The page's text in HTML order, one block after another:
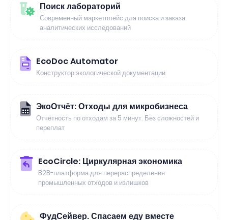
Поиск лабораторий
Современный маркетплейс для поиска и заказа
аналитических исследований
EcoDoc Automator
Конструктор экологической документации
ЭкоОтчёт: Отходы для микробизнеса
Отчётность по отходам за 5 минут. Без сложностей и
переплат
EcoCircle: Циркулярная экономика
B2B-платформа для перераспределения
промышленных отходов и излишков
ФудСейвер. Спасаем еду вместе